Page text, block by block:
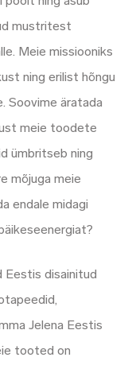
mustritest
Meie missiooniks
ning erilist hõngu
Soovime äratada
meie toodete
ümbritseb ning
mõjuga meie
endale midagi
Eestis disainitud
Jelena Eestis
tooted on